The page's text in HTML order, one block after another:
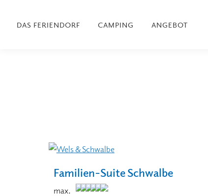
DAS FERIENDORF CAMPING ANGEBOT
Familien-Suite Schwalbe
max.